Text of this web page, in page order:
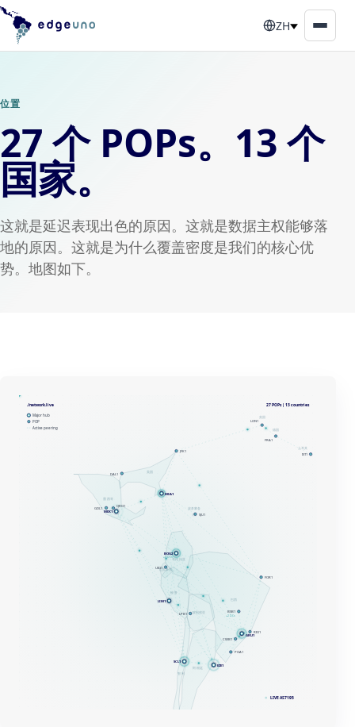
ZH
位置
27 个 POPs。13 个
国家。
这就是延迟表现出色的原因。这就是数据主权能够落
地的原因。这就是为什么覆盖密度是我们的核心优
势。地图如下。
巴西
阿根廷
智利
哥伦比亚
墨西哥
秘鲁
厄瓜多尔
玻利维亚
波多黎各
土耳其
美国
英国
德国
GRU1
RIO1
BSB1
+2DCs
CWB1
FOR1
POA1
EZE1
SCL1
BOG2
+3DCs
UIO1
LPB1
LIM1
MEX1
GDL1
QRO1
SJU1
MIA1
JFK1
DAL1
LON1
FRA1
IST1
./network.live
Major hub
POP
Active peering
LIVE AS7195
27POPs | 13countries